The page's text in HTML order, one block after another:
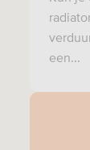
een...